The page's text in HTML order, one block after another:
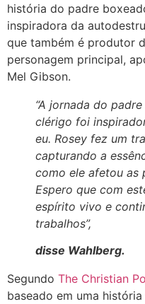
história do padre
inspiradora da
que também é produtor
personagem principal,
Mel Gibson.
“A jornada do
clérigo foi
eu. Rosey fez um
capturando a
como ele afetou as
Espero que com
espírito vivo e
trabalhos”,
disse Wahlberg.
Segundo The Christian
baseado em uma